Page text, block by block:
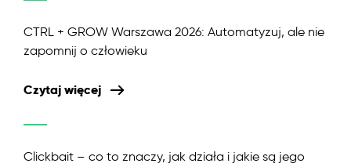
CTRL + GROW Warszawa 2026: Automatyzuj, ale nie
zapomnij o człowieku
Czytaj więcej
Clickbait – co to znaczy, jak działa i jakie są jego